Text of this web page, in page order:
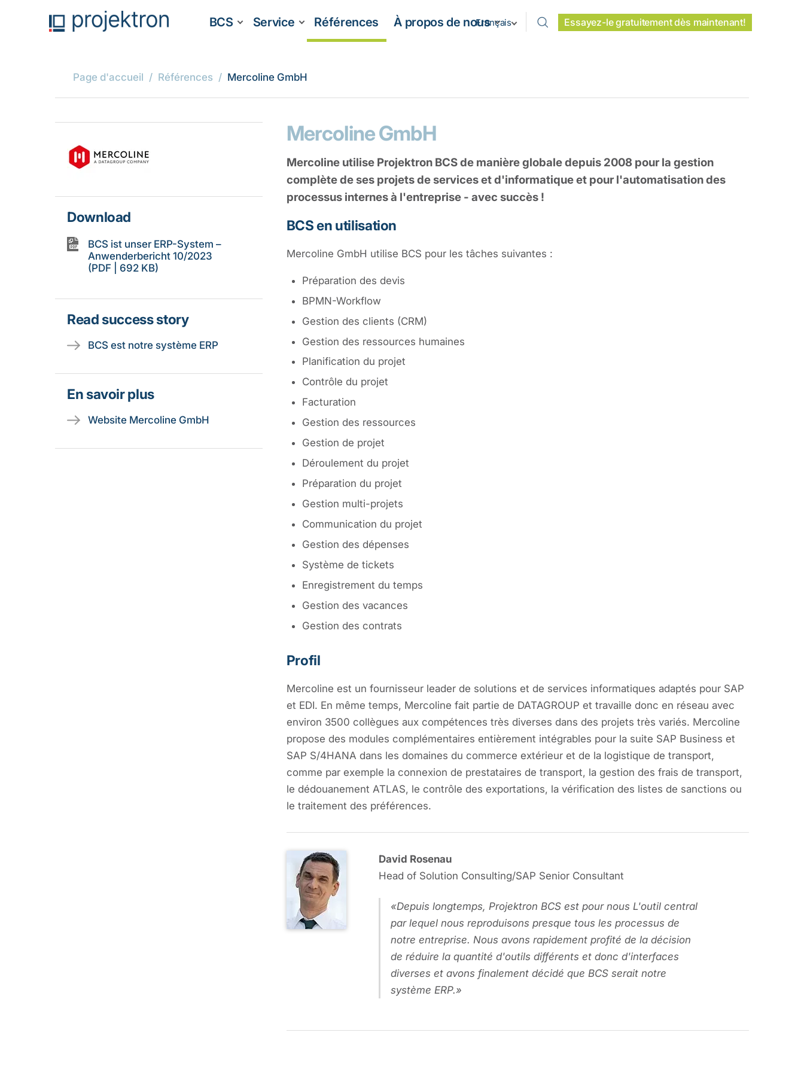
Français Essayez-le gratuitement dès maintenant!
BCS Service Références À propos de nous
Page d'accueil Références Mercoline GmbH
Mercoline GmbH
Mercoline utilise Projektron BCS de manière globale depuis 2008 pour la gestion
complète de ses projets de services et d'informatique et pour l'automatisation des
processus internes à l'entreprise - avec succès !
BCS en utilisation
Mercoline GmbH utilise BCS pour les tâches suivantes :
Préparation des devis
BPMN-Workflow
Gestion des clients (CRM)
Gestion des ressources humaines
Planification du projet
Contrôle du projet
Facturation
Gestion des ressources
Gestion de projet
Déroulement du projet
Préparation du projet
Gestion multi-projets
Communication du projet
Gestion des dépenses
Système de tickets
Enregistrement du temps
Gestion des vacances
Gestion des contrats
Profil
Mercoline est un fournisseur leader de solutions et de services informatiques adaptés pour SAP
et EDI. En même temps, Mercoline fait partie de DATAGROUP et travaille donc en réseau avec
environ 3500 collègues aux compétences très diverses dans des projets très variés. Mercoline
propose des modules complémentaires entièrement intégrables pour la suite SAP Business et
SAP S/4HANA dans les domaines du commerce extérieur et de la logistique de transport,
comme par exemple la connexion de prestataires de transport, la gestion des frais de transport,
le dédouanement ATLAS, le contrôle des exportations, la vérification des listes de sanctions ou
le traitement des préférences.
David Rosenau
Head of Solution Consulting/SAP Senior Consultant
Depuis longtemps, Projektron BCS est pour nous L'outil central
par lequel nous reproduisons presque tous les processus de
notre entreprise. Nous avons rapidement profité de la décision
de réduire la quantité d'outils différents et donc d'interfaces
diverses et avons finalement décidé que BCS serait notre
système ERP.
Download
BCS ist unser ERP-System –
Anwenderbericht 10/2023
(PDF | 692 KB)
Read success story
BCS est notre système ERP
En savoir plus
Website Mercoline GmbH